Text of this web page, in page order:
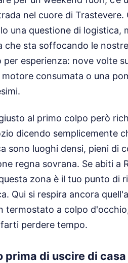
nel cuore di
una questione di logistica,
che sta soffocando le
per esperienza: nove volte
consumata o una
al primo colpo però
dicendo semplicemente
sono luoghi densi, pieni di
regna sovrana. Se abiti a
zona è il tuo punto di
Qui si respira ancora
termostato a colpo
perdere tempo.
prima di uscire di casa